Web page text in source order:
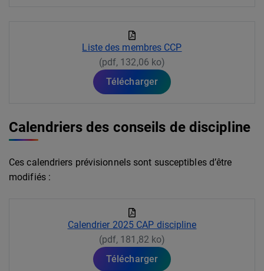
Liste des membres CCP
(pdf, 132,06 ko)
Télécharger
Calendriers des conseils de discipline
Ces calendriers prévisionnels sont susceptibles d’être
modifiés :
Calendrier 2025 CAP discipline
(pdf, 181,82 ko)
Télécharger